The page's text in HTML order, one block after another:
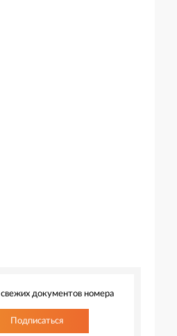
свежих документов номера
Подписаться